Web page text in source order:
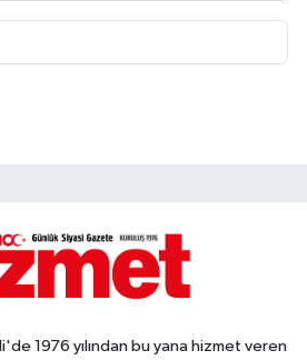
1976 yılından bu yana hizmet veren